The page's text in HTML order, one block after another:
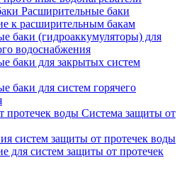
Расширительные баки
к расширительным бакам
баки (гидроаккумуляторы) для
водоснабжения
баки для закрытых систем
баки для систем горячего
Система защиты от
систем защиты от протечек воды
для систем защиты от протечек